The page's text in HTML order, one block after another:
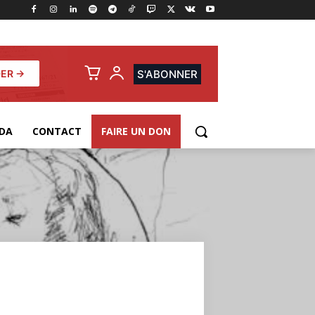
→ S'ABONNER
CONTACT FAIRE UN DON